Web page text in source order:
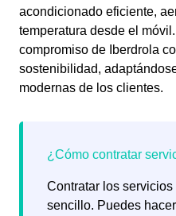
acondicionado eficiente,
temperatura desde el
compromiso de Iberdrola
sostenibilidad,
modernas de los clientes.
Contratar los
sencillo. Puedes